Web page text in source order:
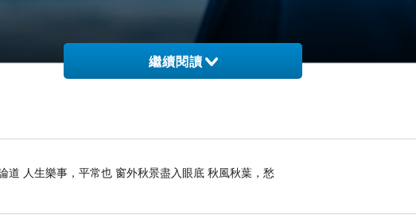
特別去看了在這個報台
繼續閱讀
人生樂事，平常也 窗外秋景盡入眼底 秋風秋葉，愁